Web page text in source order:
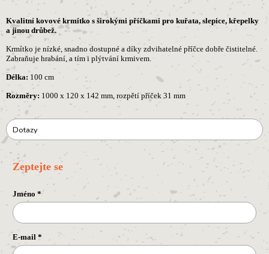
Kvalitní kovové krmítko s širokými příčkami pro kuřata, slepice, křepelky
a jinou drůbež.
Krmítko je nízké, snadno dostupné a díky zdvihatelné příčce dobře čistitelné.
Zabraňuje hrabání, a tím i plýtvání krmivem.
Délka: 100 cm
Rozměry: 1000 x 120 x 142 mm, rozpětí příček 31 mm
Dotazy
Zeptejte se
Jméno *
E-mail *